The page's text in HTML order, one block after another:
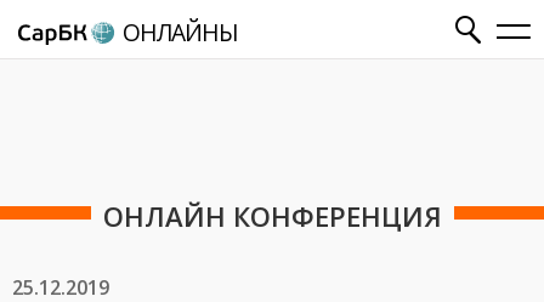
ОНЛАЙНЫ
ОНЛАЙН КОНФЕРЕНЦИЯ
25.12.2019